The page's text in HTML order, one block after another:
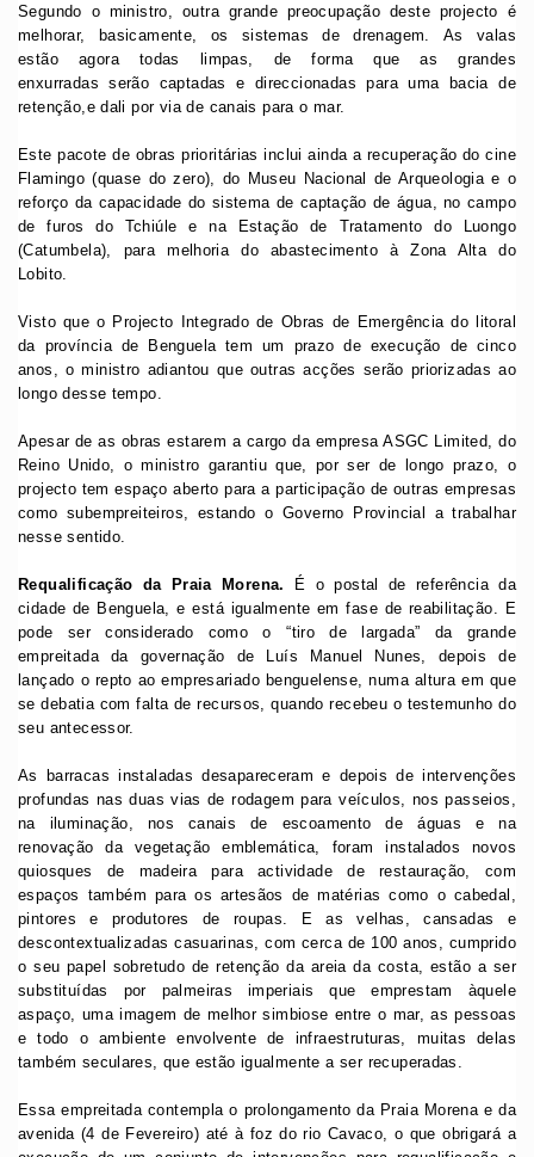
Segundo o ministro, outra grande preocupação deste projecto é
melhorar, basicamente, os sistemas de drenagem. As valas
estão agora todas limpas, de forma que as grandes
enxurradas serão captadas e direccionadas para uma bacia de
retenção,e dali por via de canais para o mar.
Este pacote de obras prioritárias inclui ainda a recuperação do cine
Flamingo (quase do zero), do Museu Nacional de Arqueologia e o
reforço da capacidade do sistema de captação de água, no campo
de furos do Tchiúle e na Estação de Tratamento do Luongo
(Catumbela), para melhoria do abastecimento à Zona Alta do
Lobito.
Visto que o Projecto Integrado de Obras de Emergência do litoral
da província de Benguela tem um prazo de execução de cinco
anos, o ministro adiantou que outras acções serão priorizadas ao
longo desse tempo.
Apesar de as obras estarem a cargo da empresa ASGC Limited, do
Reino Unido, o ministro garantiu que, por ser de longo prazo, o
projecto tem espaço aberto para a participação de outras empresas
como subempreiteiros, estando o Governo Provincial a trabalhar
nesse sentido.
Requalificação da Praia Morena. É o postal de referência da
cidade de Benguela, e está igualmente em fase de reabilitação. E
pode ser considerado como o “tiro de largada” da grande
empreitada da governação de Luís Manuel Nunes, depois de
lançado o repto ao empresariado benguelense, numa altura em que
se debatia com falta de recursos, quando recebeu o testemunho do
seu antecessor.
As barracas instaladas desapareceram e depois de intervenções
profundas nas duas vias de rodagem para veículos, nos passeios,
na iluminação, nos canais de escoamento de águas e na
renovação da vegetação emblemática, foram instalados novos
quiosques de madeira para actividade de restauração, com
espaços também para os artesãos de matérias como o cabedal,
pintores e produtores de roupas. E as velhas, cansadas e
descontextualizadas casuarinas, com cerca de 100 anos, cumprido
o seu papel sobretudo de retenção da areia da costa, estão a ser
substituídas por palmeiras imperiais que emprestam àquele
aspaço, uma imagem de melhor simbiose entre o mar, as pessoas
e todo o ambiente envolvente de infraestruturas, muitas delas
também seculares, que estão igualmente a ser recuperadas.
Essa empreitada contempla o prolongamento da Praia Morena e da
avenida (4 de Fevereiro) até à foz do rio Cavaco, o que obrigará a